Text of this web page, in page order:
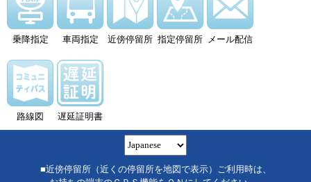
乗降指定 車両指定 近傍停留所 指定停留所 メール配信
路線図 遅延証明書
■近傍停留所（近くの停留所を地図で表示）ご利用時は、